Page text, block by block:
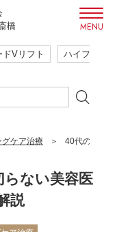
橋
ドVリフト
ハイフ
全
案
予約
ケア治療 40代のフェ
ない美容医
説